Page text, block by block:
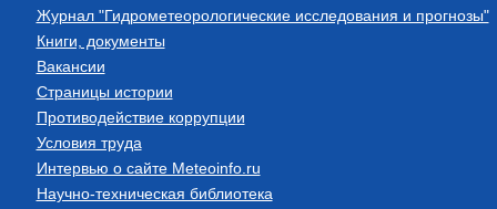
Журнал "Гидрометеорологические исследования и прогнозы"
Книги, документы
Вакансии
Страницы истории
Противодействие коррупции
Условия труда
Интервью о сайте Meteoinfo.ru
Научно-техническая библиотека